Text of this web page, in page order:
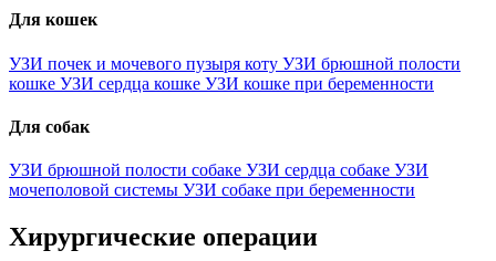
Для кошек
УЗИ почек и мочевого пузыря коту УЗИ брюшной полости
кошке УЗИ сердца кошке УЗИ кошке при беременности
Для собак
УЗИ брюшной полости собаке УЗИ сердца собаке УЗИ
мочеполовой системы УЗИ собаке при беременности
Хирургические операции